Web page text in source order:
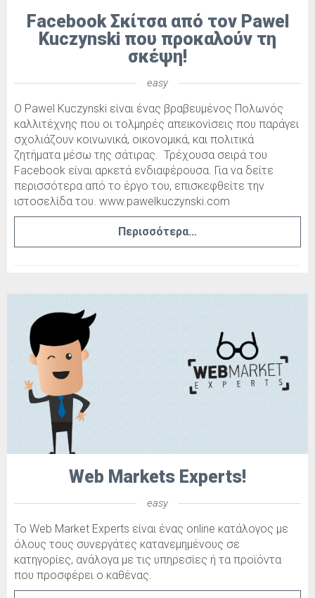
Facebook Σκίτσα από τον Pawel
Kuczynski που προκαλούν τη
σκέψη!
easy
O Pawel Kuczynski είναι ένας βραβευμένος Πολωνός
καλλιτέχνης που οι τολμηρές απεικονίσεις που παράγει
σχολιάζουν κοινωνικά, οικονομικά, και πολιτικά
ζητήματα μέσω της σάτιρας. Τρέχουσα σειρά του
Facebook είναι αρκετά ενδιαφέρουσα. Για να δείτε
περισσότερα από το έργο του, επισκεφθείτε την
ιστοσελίδα του. www.pawelkuczynski.com
Περισσότερα...
Web Markets Experts!
easy
To Web Market Experts είναι ένας οnline κατάλογος με
όλους τους συνεργάτες κατανεμημένους σε
κατηγορίες, ανάλογα με τις υπηρεσίες ή τα προϊόντα
που προσφέρει ο καθένας.